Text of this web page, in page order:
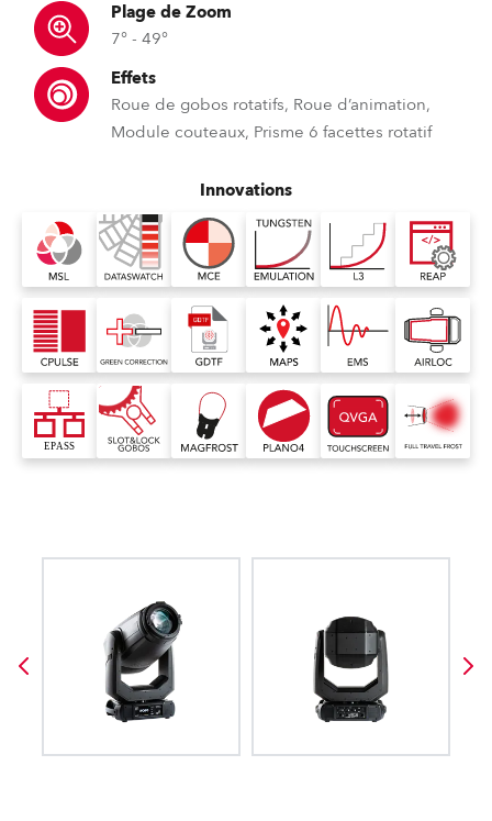
Plage de Zoom
7° - 49°
Effets
Roue de gobos rotatifs, Roue d’animation,
Module couteaux, Prisme 6 facettes rotatif
Innovations